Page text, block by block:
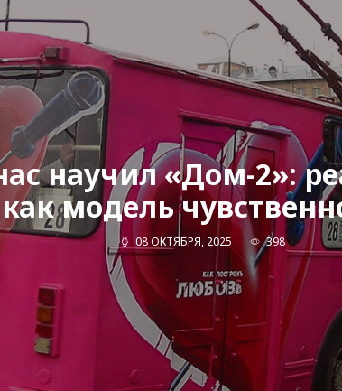
научил «Дом-2»:
как модель
08 ОКТЯБРЯ, 2025 398